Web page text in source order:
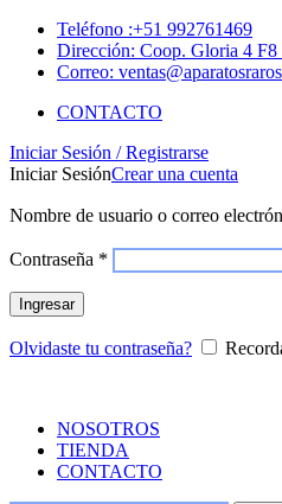
Teléfono :+51 992761469
Dirección: Coop. Gloria 4 F8
Correo:
CONTACTO
Iniciar Sesión / Registrarse
Iniciar SesiónCrear una cuenta
Nombre de usuario o correo
Contraseña *
Ingresar
Olvidaste tu contraseña?
NOSOTROS
TIENDA
CONTACTO